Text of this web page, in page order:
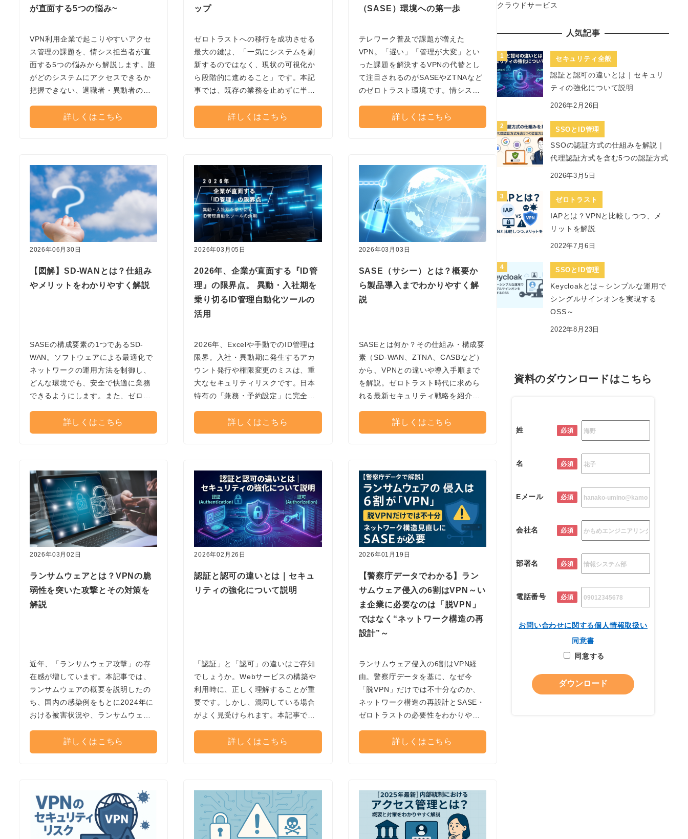
が直面する5つの悩み~
VPN利用企業で起こりやすいアクセ
ス管理の課題を、情シス担当者が直
面する5つの悩みから解説します。誰
がどのシステムにアクセスできるか
把握できない、退職者・異動者のア
のアクセス範囲が広い、端末・場所
に応じた制御が難しい、ログ確認・
SASEによる見直しポイントと、課題
別の解決策を紹介します。
詳しくはこちら
ップ
ゼロトラストへの移行を成功させる
最大の鍵は、「一気にシステムを刷
新するのではなく、現状の可視化か
ら段階的に進めること」です。本記
事では、既存の業務を止めずに半年
ための、現実的な6つの移行ロードマ
ップを分かりやすく解説します。
詳しくはこちら
（SASE）環境への第一歩
テレワーク普及で課題が増えた
VPN。「遅い」「管理が大変」とい
った課題を解決するVPNの代替とし
て注目されるのがSASEやZTNAなど
のゼロトラスト環境です。情シスの
すために企業が最初にやるべき3つの
ステップを解説します。
詳しくはこちら
2026年06月30日
【図解】SD-WANとは？仕組み
やメリットをわかりやすく解説
SASEの構成要素の1つであるSD-
WAN。ソフトウェアによる最適化で
ネットワークの運用方法を制御し、
どんな環境でも、安全で快適に業務
できるようにします。また、ゼロト
詳しくはこちら
2026年03月05日
2026年、企業が直面する『ID管
理』の限界点。 異動・入社期を
乗り切るID管理自動化ツールの
活用
2026年、Excelや手動でのID管理は
限界。入社・異動期に発生するアカ
ウント発行や権限変更のミスは、重
大なセキュリティリスクです。日本
特有の「兼務・予約設定」に完全対
「Keyspider」で、情シスの工数削減
とガバナンス強化を実現する方法を
詳しくはこちら
2026年03月03日
SASE（サシー）とは？概要か
ら製品導入までわかりやすく解
説
SASEとは何か？その仕組み・構成要
素（SD-WAN、ZTNA、CASBなど）
から、VPNとの違いや導入手順まで
を解説。ゼロトラスト時代に求めら
れる最新セキュリティ戦略を紹介し
詳しくはこちら
2026年03月02日
ランサムウェアとは？VPNの脆
弱性を突いた攻撃とその対策を
解説
近年、「ランサムウェア攻撃」の存
在感が増しています。本記事では、
ランサムウェアの概要を説明したの
ち、国内の感染例をもとに2024年に
おける被害状況や、ランサムウェア
える対策についてご紹介します。
詳しくはこちら
2026年02月26日
認証と認可の違いとは｜セキュ
リティの強化について説明
「認証」と「認可」の違いはご存知
でしょうか。Webサービスの構築や
利用時に、正しく理解することが重
要です。しかし、混同している場合
がよく見受けられます。本記事で
ついてお話しします。
詳しくはこちら
2026年01月19日
【警察庁データでわかる】ラン
サムウェア侵入の6割はVPN～い
ま企業に必要なのは「脱VPN」
ではなく“ネットワーク構造の再
設計”～
ランサムウェア侵入の6割はVPN経
由。警察庁データを基に、なぜ今
「脱VPN」だけでは不十分なのか、
ネットワーク構造の再設計とSASE・
ゼロトラストの必要性をわかりやす
詳しくはこちら
クラウドサービス
人気記事
セキュリティ全般
認証と認可の違いとは｜セキュリ
ティの強化について説明
2026年2月26日
SSOとID管理
SSOの認証方式の仕組みを解説｜
代理認証方式を含む5つの認証方式
2026年3月5日
ゼロトラスト
IAPとは？VPNと比較しつつ、メ
リットを解説
2022年7月6日
SSOとID管理
Keycloakとは～シンプルな運用で
シングルサインオンを実現する
OSS～
2022年8月23日
資料のダウンロードはこちら
姓 必須
名 必須
Eメール 必須
会社名 必須
部署名 必須
電話番号 必須
お問い合わせに関する個人情報取扱い
同意書
同意する